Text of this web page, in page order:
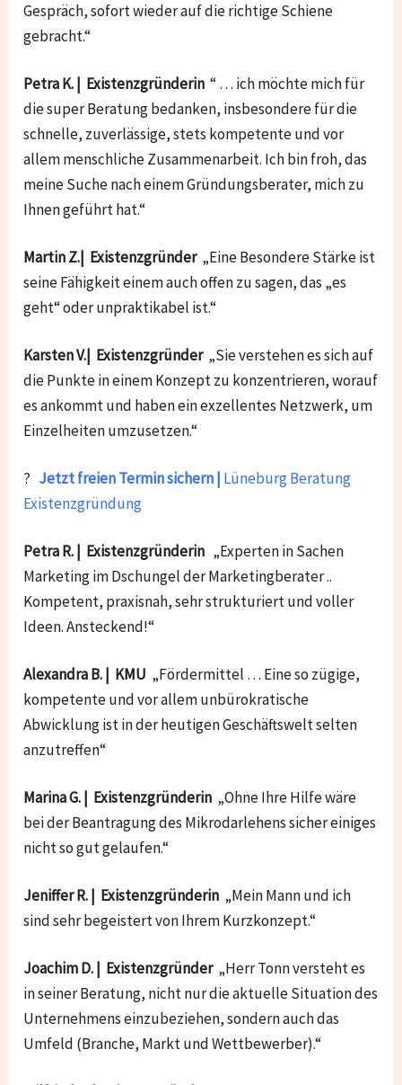
Gespräch, sofort wieder auf die richtige Schiene
gebracht.“
Petra K. | Existenzgründerin“ … ich möchte mich für
die super Beratung bedanken, insbesondere für die
schnelle, zuverlässige, stets kompetente und vor
allem menschliche Zusammenarbeit. Ich bin froh, das
meine Suche nach einem Gründungsberater, mich zu
Ihnen geführt hat.“
Martin Z.| Existenzgründer „Eine Besondere Stärke ist
seine Fähigkeit einem auch offen zu sagen, das „es
geht“ oder unpraktikabel ist.“
Karsten V.| Existenzgründer „Sie verstehen es sich auf
die Punkte in einem Konzept zu konzentrieren, worauf
es ankommt und haben ein exzellentes Netzwerk, um
Einzelheiten umzusetzen.“
? Jetzt freien Termin sichern | Lüneburg Beratung
Existenzgründung
Petra R. | Existenzgründerin „Experten in Sachen
Marketing im Dschungel der Marketingberater ..
Kompetent, praxisnah, sehr strukturiert und voller
Ideen. Ansteckend!“
Alexandra B. | KMU „Fördermittel … Eine so zügige,
kompetente und vor allem unbürokratische
Abwicklung ist in der heutigen Geschäftswelt selten
anzutreffen“
Marina G. | Existenzgründerin „Ohne Ihre Hilfe wäre
bei der Beantragung des Mikrodarlehens sicher einiges
nicht so gut gelaufen.“
Jeniffer R. | Existenzgründerin „Mein Mann und ich
sind sehr begeistert von Ihrem Kurzkonzept.“
Joachim D. | Existenzgründer „Herr Tonn versteht es
in seiner Beratung, nicht nur die aktuelle Situation des
Unternehmens einzubeziehen, sondern auch das
Umfeld (Branche, Markt und Wettbewerber).“